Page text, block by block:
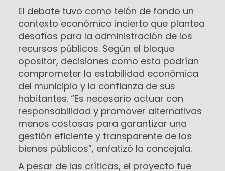
El debate tuvo como telón de fondo un
contexto económico incierto que plantea
desafíos para la administración de los
recursos públicos. Según el bloque
opositor, decisiones como esta podrían
comprometer la estabilidad económica
del municipio y la confianza de sus
habitantes. “Es necesario actuar con
responsabilidad y promover alternativas
menos costosas para garantizar una
gestión eficiente y transparente de los
bienes públicos”, enfatizó la concejala.
A pesar de las críticas, el proyecto fue